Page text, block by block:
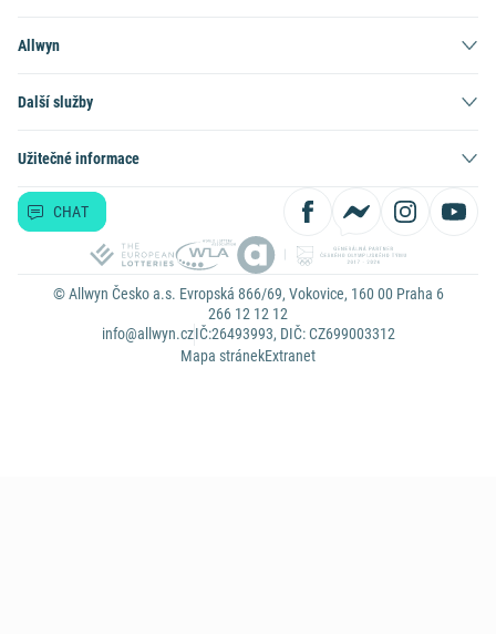
Allwyn
Další služby
Užitečné informace
CHAT
© Allwyn Česko a.s. Evropská 866/69, Vokovice, 160 00 Praha 6
266 12 12 12
info@allwyn.czIČ:26493993, DIČ: CZ699003312
Mapa stránekExtranet